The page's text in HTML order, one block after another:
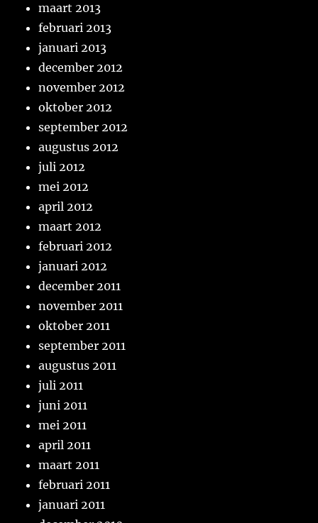
maart 2013
februari 2013
januari 2013
december 2012
november 2012
oktober 2012
september 2012
augustus 2012
juli 2012
mei 2012
april 2012
maart 2012
februari 2012
januari 2012
december 2011
november 2011
oktober 2011
september 2011
augustus 2011
juli 2011
juni 2011
mei 2011
april 2011
maart 2011
februari 2011
januari 2011